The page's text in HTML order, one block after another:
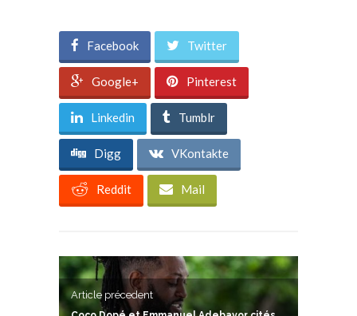
Facebook Twitter
Google+ Pinterest
Linkedin Tumblr
Digg VKontakte
Reddit Mail
Article précedent